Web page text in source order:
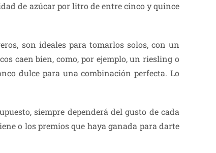
de azúcar por litro de entre cinco y quince
son ideales para tomarlos solos, con un
caen bien, como, por ejemplo, un riesling o
dulce para una combinación perfecta. Lo
siempre dependerá del gusto de cada
o los premios que haya ganada para darte